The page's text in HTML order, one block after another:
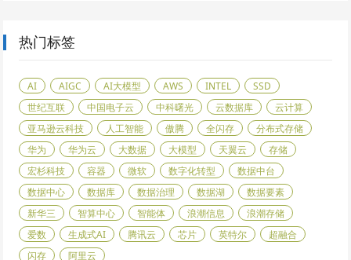
热门标签
AI AIGC AI大模型 AWS INTEL
SSD
世纪互联
中国电子云 中科曙光 云数据库
云计算
亚马逊云科技
人工智能 傲腾 全闪存
分布式存储
华为
华为云 大数据 大模型 天翼云
存储
宏杉科技
容器 微软 数字化转型
数据中台
数据中心
数据库 数据治理 数据湖
数据要素
新华三
智算中心 智能体 浪潮信息
浪潮存储
爱数
生成式AI 腾讯云 芯片 英特尔
超融合
闪存
阿里云